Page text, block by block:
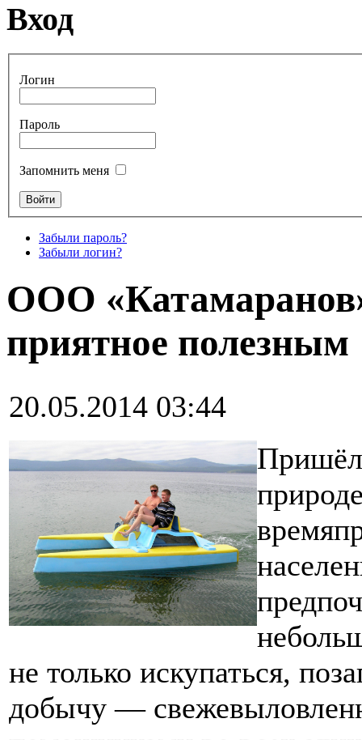
Вход
Логин
Пароль
Запомнить меня
Забыли пароль?
Забыли логин?
ООО
приятное полезным
20.05.2014 03:44
Пришёл
не только искупаться,
добычу —